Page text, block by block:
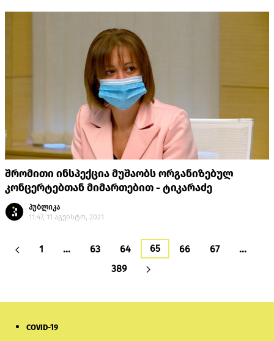
შრომითი ინსპექცია მუშაობს ორგანიზებულ
კონცერტებთან მიმართებით - ტიკარაძე
პუბლიკა
11:47, 11 აგვისტო, 2021
1 … 63 64 65 66 67
…
389
COVID-19